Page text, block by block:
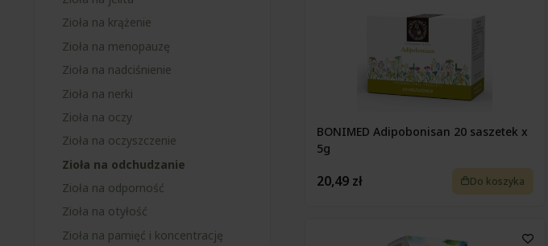
Zioła na krążenie
Zioła na menopauzę
Zioła na nadciśnienie
Zioła na nerki
Zioła na oczy
Zioła na oczyszczenie
Zioła na odchudzanie
Zioła na odporność
Zioła na otyłość
Zioła na pamięć i koncentrację
BONIMED Adipobonisan 20 saszetek x
5g
20,49 zł Do koszyka